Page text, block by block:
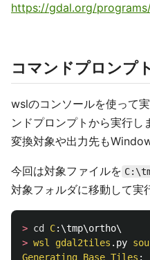
https://gdal.org/
コマンドプロンプ
wslのコンソールを使って
ンドプロンプトから実行し
変換対象や出力先も
今回は対象ファイルを
対象フォルダに移動して実
> cd C
> wsl gdal2tiles .py
Generating Base Tiles